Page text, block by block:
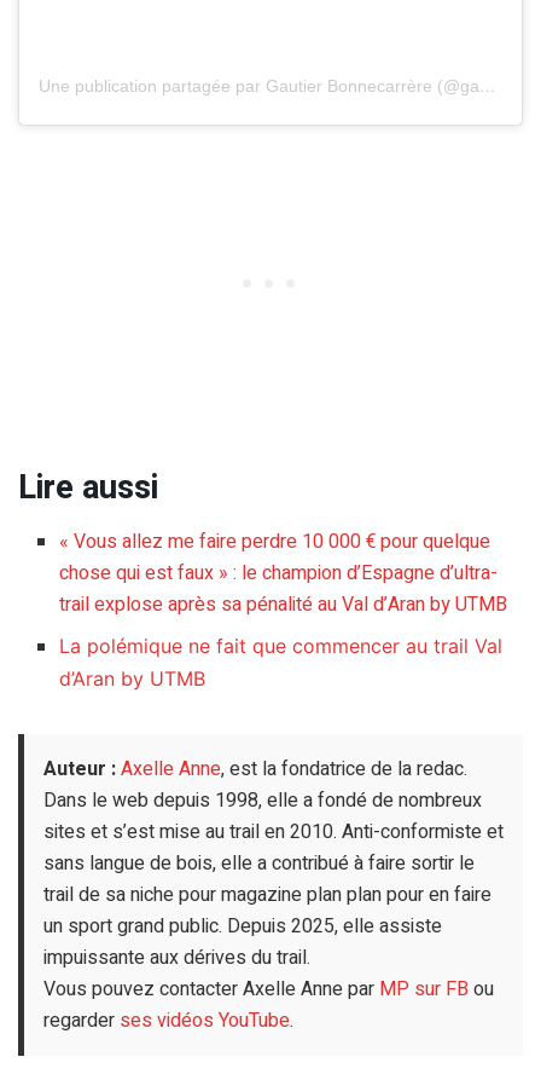
Une publication partagée par Gautier Bonnecarrère (@gautier.bonnecarrere)
Lire aussi
« Vous allez me faire perdre 10 000 € pour quelque
chose qui est faux » : le champion d’Espagne d’ultra-
trail explose après sa pénalité au Val d’Aran by UTMB
La polémique ne fait que commencer au trail Val
d’Aran by UTMB
Auteur :Axelle Anne, est la fondatrice de la redac.
Dans le web depuis 1998, elle a fondé de nombreux
sites et s’est mise au trail en 2010. Anti-conformiste et
sans langue de bois, elle a contribué à faire sortir le
trail de sa niche pour magazine plan plan pour en faire
un sport grand public. Depuis 2025, elle assiste
impuissante aux dérives du trail.
Vous pouvez contacter Axelle Anne par MP sur FB ou
regarder ses vidéos YouTube.